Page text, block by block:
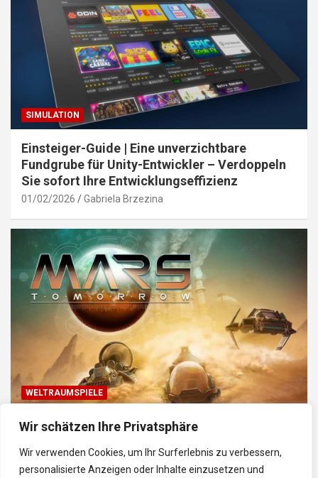
Wir schätzen Ihre Privatsphäre
Wir verwenden Cookies, um Ihr Surferlebnis zu verbessern,
personalisierte Anzeigen oder Inhalte einzusetzen und
SIMULATION
Einsteiger-Guide | Eine unverzichtbare
Fundgrube für Unity-Entwickler – Verdoppeln
Sie sofort Ihre Entwicklungseffizienz
01/02/2026 Gabriela Brzezina
WELTRAUMSPIELE
Top Weltraum-Browser-Spiele: Erkunde, baue